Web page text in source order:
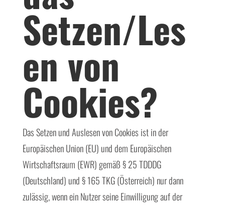
Setzen/Les
en von
Cookies?
Das Setzen und Auslesen von Cookies ist in der
Europäischen Union (EU) und dem Europäischen
Wirtschaftsraum (EWR) gemäß § 25 TDDDG
(Deutschland) und § 165 TKG (Österreich) nur dann
zulässig, wenn ein Nutzer seine Einwilligung auf der